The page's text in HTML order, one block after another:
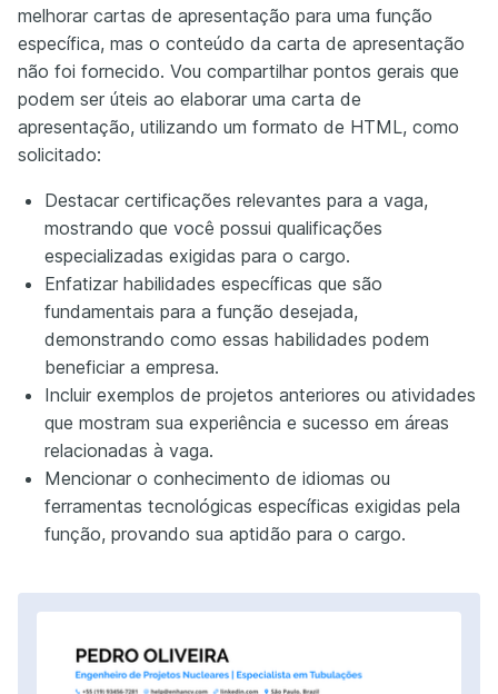
melhorar cartas de apresentação para uma função
específica, mas o conteúdo da carta de apresentação
não foi fornecido. Vou compartilhar pontos gerais que
podem ser úteis ao elaborar uma carta de
apresentação, utilizando um formato de HTML, como
solicitado:
Destacar certificações relevantes para a vaga,
mostrando que você possui qualificações
especializadas exigidas para o cargo.
Enfatizar habilidades específicas que são
fundamentais para a função desejada,
demonstrando como essas habilidades podem
beneficiar a empresa.
Incluir exemplos de projetos anteriores ou atividades
que mostram sua experiência e sucesso em áreas
relacionadas à vaga.
Mencionar o conhecimento de idiomas ou
ferramentas tecnológicas específicas exigidas pela
função, provando sua aptidão para o cargo.